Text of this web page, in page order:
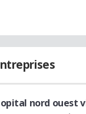
nord ouest